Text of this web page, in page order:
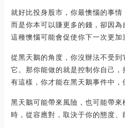
就好比投身股市，你最懊惱的事情
而是你本可以賺更多的錢，卻因為
這種懊惱可能會促使你下一次更加
從黑天鵝的角度，你沒辦法不受到
它。那你能做的就是控制你自己，
有這樣，你才能在黑天鵝事件中，
黑天鵝可能帶來風險，也可能帶
時，從容應對，取決于你的態度、